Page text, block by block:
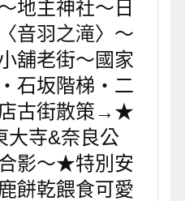
地主神社～日
音羽之滝〉～
舖老街～國家
石坂階梯‧二
店古街散策→★
大寺&奈良公
影～★特別安
餅乾餵食可愛